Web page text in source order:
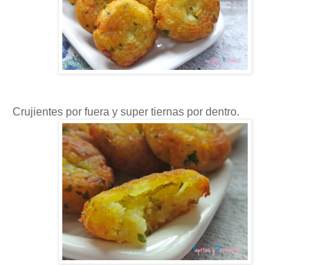
Crujientes por fuera y super tiernas por dentro.